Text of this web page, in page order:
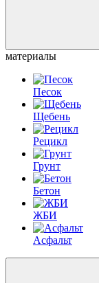
материалы
Песок
Щебень
Рецикл
Грунт
Бетон
ЖБИ
Асфальт